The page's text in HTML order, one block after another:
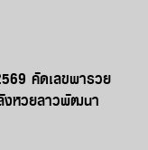
คัดเลขพารวย
งหวยลาวพัฒนา